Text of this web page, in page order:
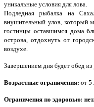
уникальные условия для лова.
Подледная рыбалка на
внушительный улов, который
гостинцы оставшимся дома
острова, отдохнуть от
воздухе.
Завершением дня будет обед из
Возрастные ограничения: от 5
Ограничения по здоровью: нет.